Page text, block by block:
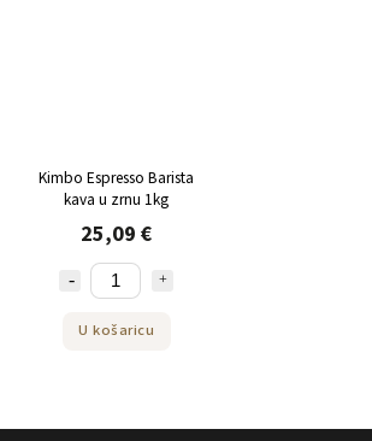
Kimbo Espresso Barista
kava u zrnu 1kg
25,09 €
U košaricu